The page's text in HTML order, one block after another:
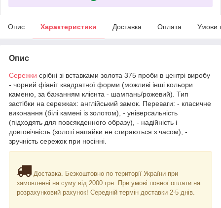
Опис Характеристики Доставка Оплата Умови
Опис
Сережки срібні зі вставками золота 375 проби в центрі виробу
- чорний фіаніт квадратної форми (можливі інші кольори
каменю, за бажанням клієнта - шампань/рожевий). Тип
застібки на сережках: англійський замок. Переваги: - класичне
виконання (білі камені із золотом), - універсальність
(підходять для повсякденного образу), - надійність і
довговічність (золоті напайки не стираються з часом), -
зручність сережок при носінні.
Доставка. Безкоштовно по території України при
замовленні на суму від 2000 грн. При умові повної оплати на
розрахунковий рахунок! Середній термін доставки 2-5 днів.